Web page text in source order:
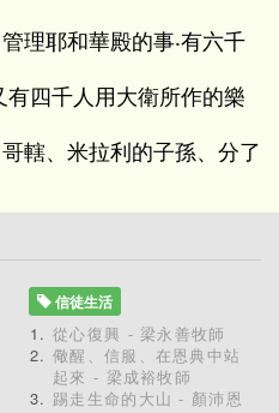
理耶和華殿的事‧有六千
有四千人用大衛所作的樂
轄、米拉利的子孫、分了
信徒生活
從心復興 - 梁永善牧師
儆醒、信服、在恩典中站
起來 - 梁成裕牧師
踢走生命的大山 - 顏沛恩